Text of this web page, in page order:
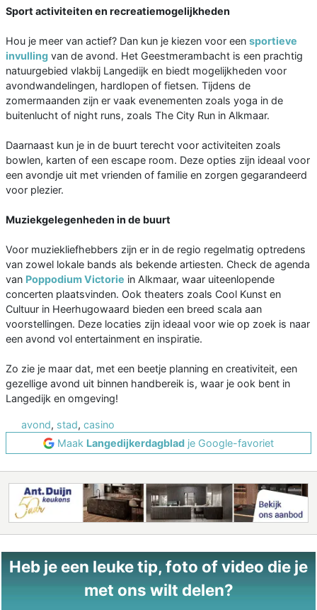
Sport activiteiten en recreatiemogelijkheden
Hou je meer van actief? Dan kun je kiezen voor een sportieve
invulling van de avond. Het Geestmerambacht is een prachtig
natuurgebied vlakbij Langedijk en biedt mogelijkheden voor
avondwandelingen, hardlopen of fietsen. Tijdens de
zomermaanden zijn er vaak evenementen zoals yoga in de
buitenlucht of night runs, zoals The City Run in Alkmaar.
Daarnaast kun je in de buurt terecht voor activiteiten zoals
bowlen, karten of een escape room. Deze opties zijn ideaal voor
een avondje uit met vrienden of familie en zorgen gegarandeerd
voor plezier.
Muziekgelegenheden in de buurt
Voor muziekliefhebbers zijn er in de regio regelmatig optredens
van zowel lokale bands als bekende artiesten. Check de agenda
van Poppodium Victorie in Alkmaar, waar uiteenlopende
concerten plaatsvinden. Ook theaters zoals Cool Kunst en
Cultuur in Heerhugowaard bieden een breed scala aan
voorstellingen. Deze locaties zijn ideaal voor wie op zoek is naar
een avond vol entertainment en inspiratie.
Zo zie je maar dat, met een beetje planning en creativiteit, een
gezellige avond uit binnen handbereik is, waar je ook bent in
Langedijk en omgeving!
avond, stad, casino
Maak Langedijkerdagblad je Google-favoriet
Heb je een leuke tip, foto of video die je
met ons wilt delen?